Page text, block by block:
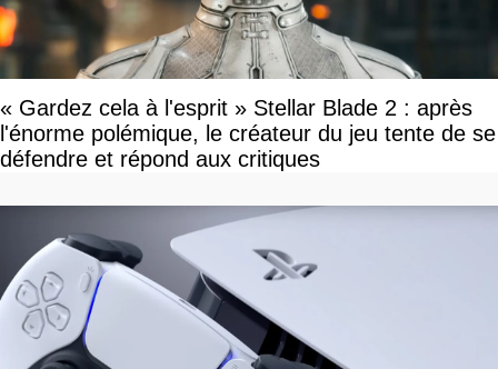
« Gardez cela à l'esprit » Stellar Blade 2 : après
l'énorme polémique, le créateur du jeu tente de se
défendre et répond aux critiques